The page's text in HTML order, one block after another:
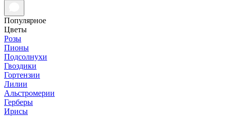
Популярное
Цветы
Розы
Пионы
Подсолнухи
Гвоздики
Гортензии
Лилии
Альстромерии
Герберы
Ирисы